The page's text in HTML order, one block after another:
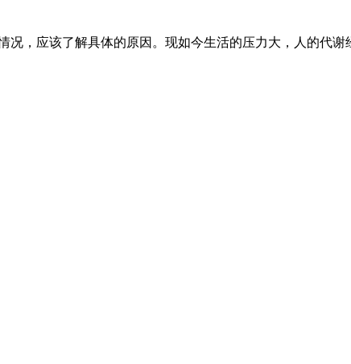
，应该了解具体的原因。现如今生活的压力大，人的代